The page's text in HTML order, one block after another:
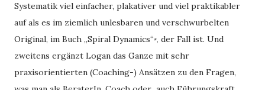
Systematik viel einfacher, plakativer und viel praktikabler
auf als es im ziemlich unlesbaren und verschwurbelten
Original, im Buch „Spiral Dynamics“*, der Fall ist. Und
zweitens ergänzt Logan das Ganze mit sehr
praxisorientierten (Coaching-) Ansätzen zu den Fragen,